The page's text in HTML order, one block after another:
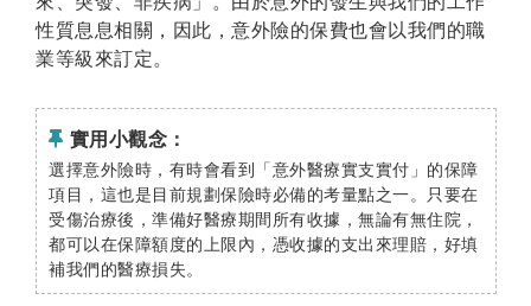
20. 大腿骨頸 0萬元 0萬元 0萬元
性質息息相關，因此，意外險的保費也會以我們的職
業等級來訂定。
實用小觀念：
選擇意外險時，有時會看到「意外醫療實支實付」的保障
項目，這也是目前規劃保險時必備的考量點之一。只要在
受傷治療後，準備好醫療期間所有收據，無論有無住院，
都可以在保障額度的上限內，憑收據的支出來理賠，好填
補我們的醫療損失。